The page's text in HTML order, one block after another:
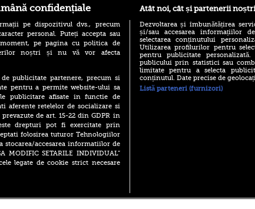
(P) Descoperă Lumea
Evenimentelor din România
confidențiale
pe dispozitivul dvs., precum
personal. Puteți accepta sau
pe pagina cu politica de
noștri și nu vă vor afecta
publicitate partenere, precum si
pentru a permite website-ului sa
publicitare afisate in functie de
aferente retelelor de socializare si
de art. 15-22 din GDPR in
drepturi pot fi exercitate prin
folosirea tuturor Tehnologiilor
stocarea/accesarea informatiilor de
SETARILE INDIVIDUAL”
legate de cookie strict necesare
Atât noi, cât și partenerii
Dezvoltarea și îmbunătățirea
și/sau accesarea informațiilor
selectarea conținutului
Utilizarea profilurilor pentru
pentru publicitate
publicului prin statistici sau
limitate pentru a selecta
conținutul. Date precise de
Listă parteneri (furnizori)